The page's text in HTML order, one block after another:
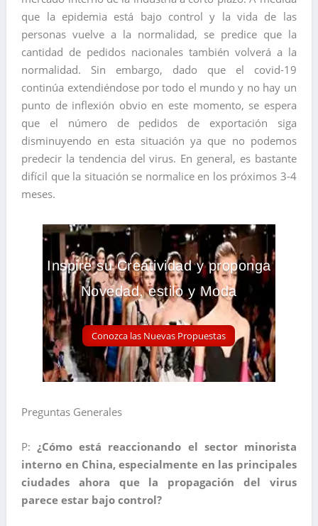
que la epidemia está bajo control y la vida de las
personas vuelve a la normalidad, se predice que la
cantidad de pedidos nacionales también volverá a la
normalidad. Sin embargo, dado que el covid-19
continúa extendiéndose por todo el mundo y no hay un
punto de inflexión obvio en este momento, se espera
que el número de pedidos de exportación siga
disminuyendo en esta situación ya que no podemos
predecir la tendencia del virus. En general, es bastante
difícil que la situación se normalice en los próximos 3-4
meses.
Inspire su Creatividad y proponga
Novedad, estilo y Moda
Conozca las Nuevas Propuestas
Preguntas Generales
P: ¿Cómo está reaccionando el sector minorista
interno en China, especialmente en las principales
ciudades ahora que la propagación del virus
parece estar bajo control?